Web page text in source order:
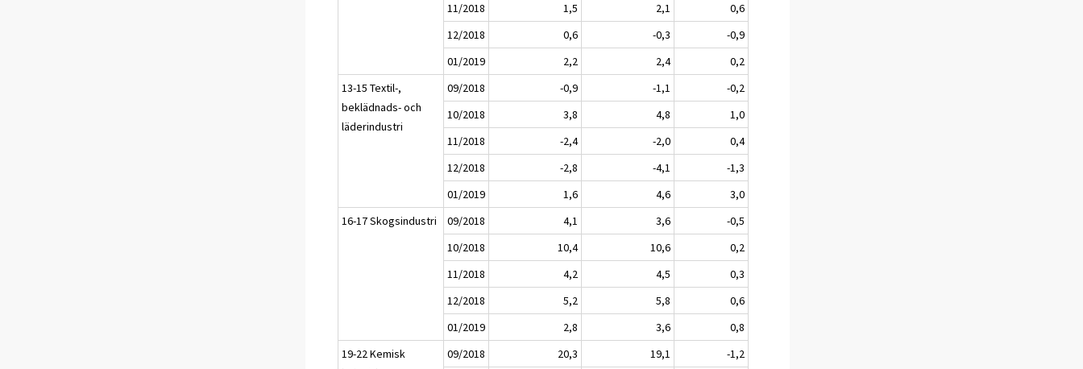
11/2018
1,5 2,1
0,6
12/2018
0,6 -0,3
-0,9
01/2019
2,2 2,4
0,2
13-15 Textil-,
beklädnads- och
läderindustri
09/2018 -0,9 -1,1
-0,2
10/2018
3,8 4,8
1,0
11/2018
-2,4 -2,0
0,4
12/2018
-2,8 -4,1
-1,3
01/2019
1,6 4,6
3,0
16-17 Skogsindustri
09/2018 4,1 3,6
-0,5
10/2018
10,4 10,6
0,2
11/2018
4,2 4,5
0,3
12/2018
5,2 5,8
0,6
01/2019
2,8 3,6
0,8
19-22 Kemisk
09/2018 20,3 19,1
-1,2